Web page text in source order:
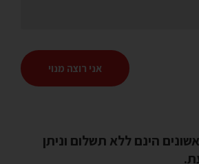
אני רוצה מנוי
הינם ללא תשלום וניתן